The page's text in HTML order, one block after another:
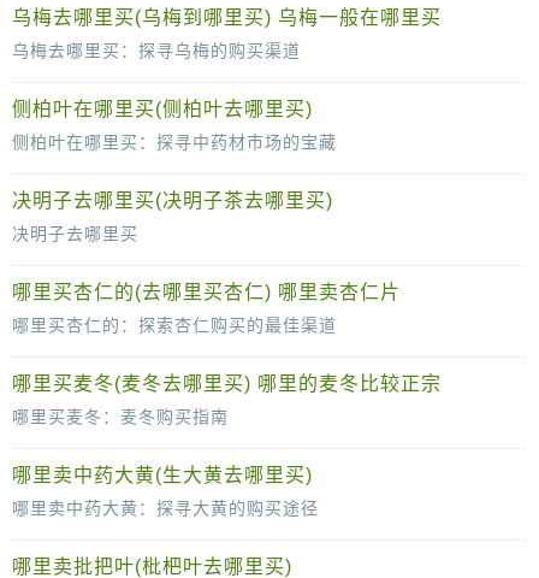
乌梅去哪里买(乌梅到哪里买) 乌梅一般在哪里买
乌梅去哪里买：探寻乌梅的购买渠道
首先，乌梅作
侧柏叶在哪里买(侧柏叶去哪里买)
侧柏叶在哪里买：探寻中药材市场的宝藏
决明子去哪里买(决明子茶去哪里买)
决明子去哪里买
首先，决明子作为一种
哪里买杏仁的(去哪里买杏仁) 哪里卖杏仁片
哪里买杏仁的：探索杏仁购买的最佳渠道
哪里买麦冬(麦冬去哪里买) 哪里的麦冬比较正宗
哪里买麦冬：麦冬购买指南
哪里卖中药大黄(生大黄去哪里买)
哪里卖中药大黄：探寻大黄的购买途径
哪里卖批把叶(枇杷叶去哪里买)